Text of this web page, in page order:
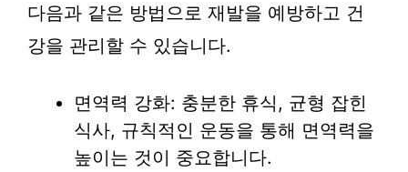
다음과 같은 방법으로 재발을 예방하고 건
강을 관리할 수 있습니다.
면역력 강화: 충분한 휴식, 균형 잡힌
식사, 규칙적인 운동을 통해 면역력을
높이는 것이 중요합니다.